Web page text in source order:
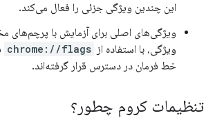
این چندین ویژگی جزئی را فعال می‌کند.
ویژگی‌های اصلی برای آزمایش با
ویژگی، با استفاده از chrome://flags
خط فرمان در دسترس قرار گرفته‌اند.
تنظیمات کروم چطور؟